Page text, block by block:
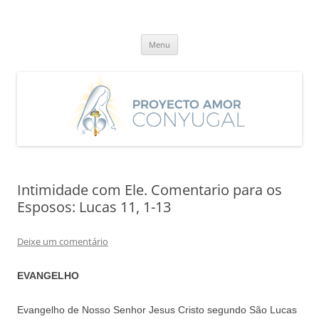
Menu
Intimidade com Ele. Comentario para os
Esposos: Lucas 11, 1-13
Deixe um comentário
EVANGELHO
Evangelho de Nosso Senhor Jesus Cristo segundo São Lucas